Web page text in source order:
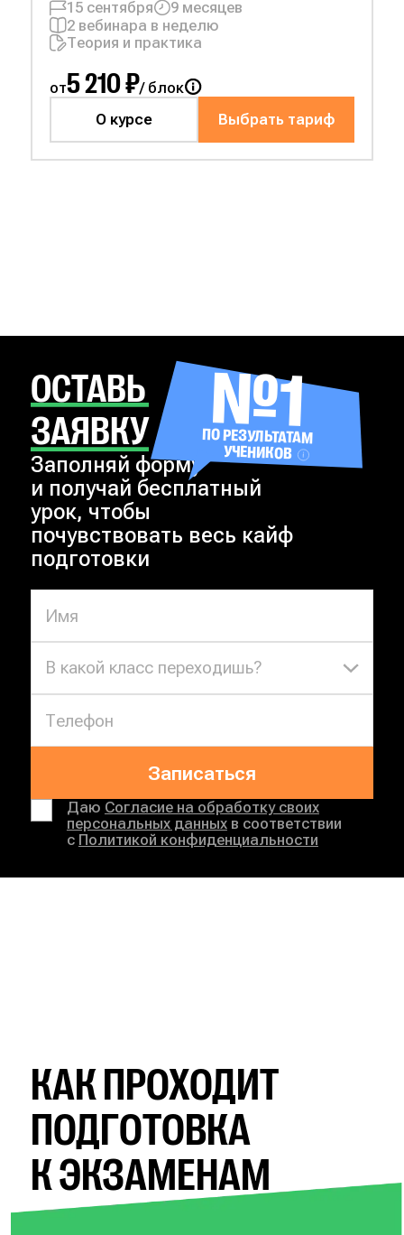
15 сентября
9 месяцев
2 вебинара в неделю
Теория и практика
от5 210 ₽/ блок
Выбрать тариф
О курсе
№1
ПО РЕЗУЛЬТАТАМ
УЧЕНИКОВ
ОСТАВЬ
ЗАЯВКУ
В какой класс переходишь?
Записаться
Даю Согласие на обработку своих
персональных данныхв соответствии
с Политикой конфиденциальности
Заполняй форму
и получай бесплатный
урок, чтобы
почувствовать весь кайф
подготовки
КАК ПРОХОДИТ
ПОДГОТОВКА
К ЭКЗАМЕНАМ